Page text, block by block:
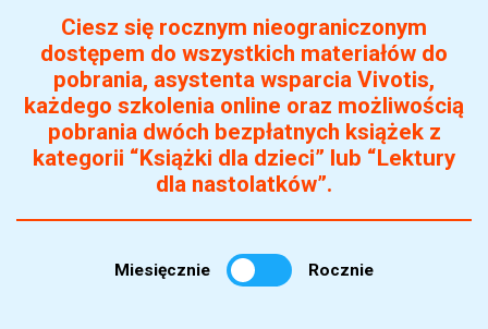
Ciesz się rocznym nieograniczonym
dostępem do wszystkich materiałów do
pobrania, asystenta wsparcia Vivotis,
każdego szkolenia online oraz możliwością
pobrania dwóch bezpłatnych książek z
kategorii “Książki dla dzieci” lub “Lektury
dla nastolatków”.
Miesięcznie Rocznie